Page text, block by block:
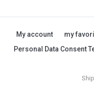
My account my
Personal Data Consent